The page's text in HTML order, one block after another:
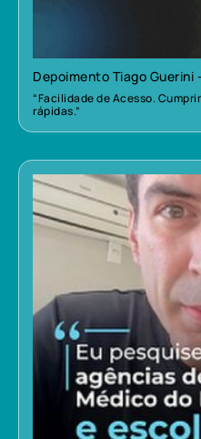
Depoimento Tiago Guerini
“Facilidade de Acesso.
rápidas.”